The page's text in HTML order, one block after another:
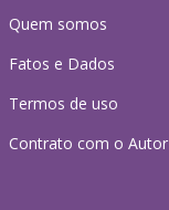
Quem somos
Fatos e Dados
Termos de uso
Contrato com o Autor